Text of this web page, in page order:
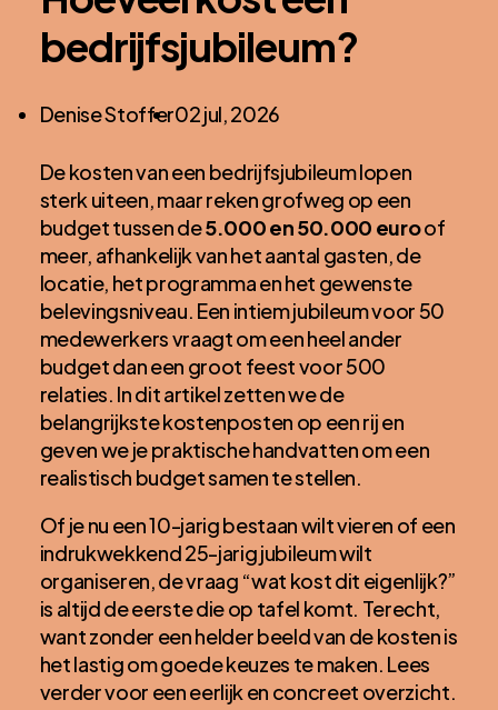
bedrijfsjubileum?
Posted
Denise Stoffer02 jul, 2026
De kosten van een bedrijfsjubileum lopen
sterk uiteen, maar reken grofweg op een
budget tussen de5.000 en 50.000 euroof
meer, afhankelijk van het aantal gasten, de
locatie, het programma en het gewenste
belevingsniveau. Een intiem jubileum voor 50
medewerkers vraagt om een heel ander
budget dan een groot feest voor 500
relaties. In dit artikel zetten we de
belangrijkste kostenposten op een rij en
geven we je praktische handvatten om een
realistisch budget samen te stellen.
Of je nu een 10-jarig bestaan wilt vieren of een
indrukwekkend 25-jarig jubileum wilt
organiseren, de vraag “wat kost dit eigenlijk?”
is altijd de eerste die op tafel komt. Terecht,
want zonder een helder beeld van de kosten is
het lastig om goede keuzes te maken. Lees
verder voor een eerlijk en concreet overzicht.